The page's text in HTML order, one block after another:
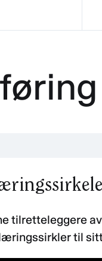
tilretteleggere
til